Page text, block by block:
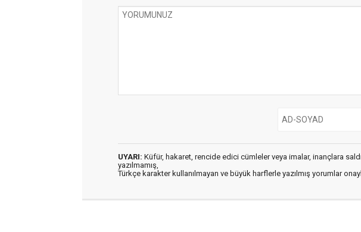
UYARI: Küfür, hakaret, rencide edici cümleler veya imalar, inançlara
yazılmamış,
Türkçe karakter kullanılmayan ve büyük harflerle yazılmış yorumlar